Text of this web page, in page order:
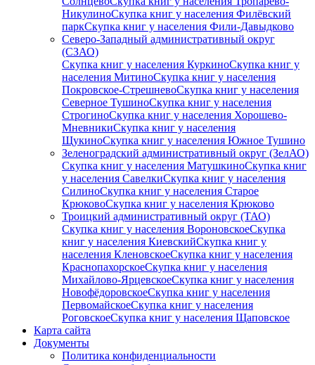
НикулиноСкупка книг у населения Филёвский
паркСкупка книг у населения Фили-Давыдково
Северо-Западный административный округ
(СЗАО)
Скупка книг у населения КуркиноСкупка книг у
населения МитиноСкупка книг у населения
Покровское-СтрешневоСкупка книг у населения
Северное ТушиноСкупка книг у населения
СтрогиноСкупка книг у населения Хорошево-
МневникиСкупка книг у населения
ЩукиноСкупка книг у населения Южное Тушино
Зеленоградский административный округ (ЗелАО)
Скупка книг у населения МатушкиноСкупка книг
у населения СавелкиСкупка книг у населения
СилиноСкупка книг у населения Старое
КрюковоСкупка книг у населения Крюково
Троицкий административный округ (ТАО)
Скупка книг у населения ВороновскоеСкупка
книг у населения КиевскийСкупка книг у
населения КленовскоеСкупка книг у населения
КраснопахорскоеСкупка книг у населения
Михайлово-ЯрцевскоеСкупка книг у населения
НовофёдоровскоеСкупка книг у населения
ПервомайскоеСкупка книг у населения
РоговскоеСкупка книг у населения Щаповское
Карта сайта
Документы
Политика конфиденциальности